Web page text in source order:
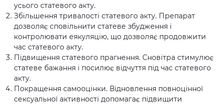
усього статевого акту.
Збільшення тривалості статевого акту. Препарат
дозволяє сповільнити статеве збудження і
контролювати еякуляцію, що дозволяє продовжити
час статевого акту.
Підвищення статевого прагнення. Сновітра стимулює
статеве бажання і посилює відчуття під час статевого
акту.
Покращення самооцінки. Відновлення повноцінної
сексуальної активності допомагає підвищити